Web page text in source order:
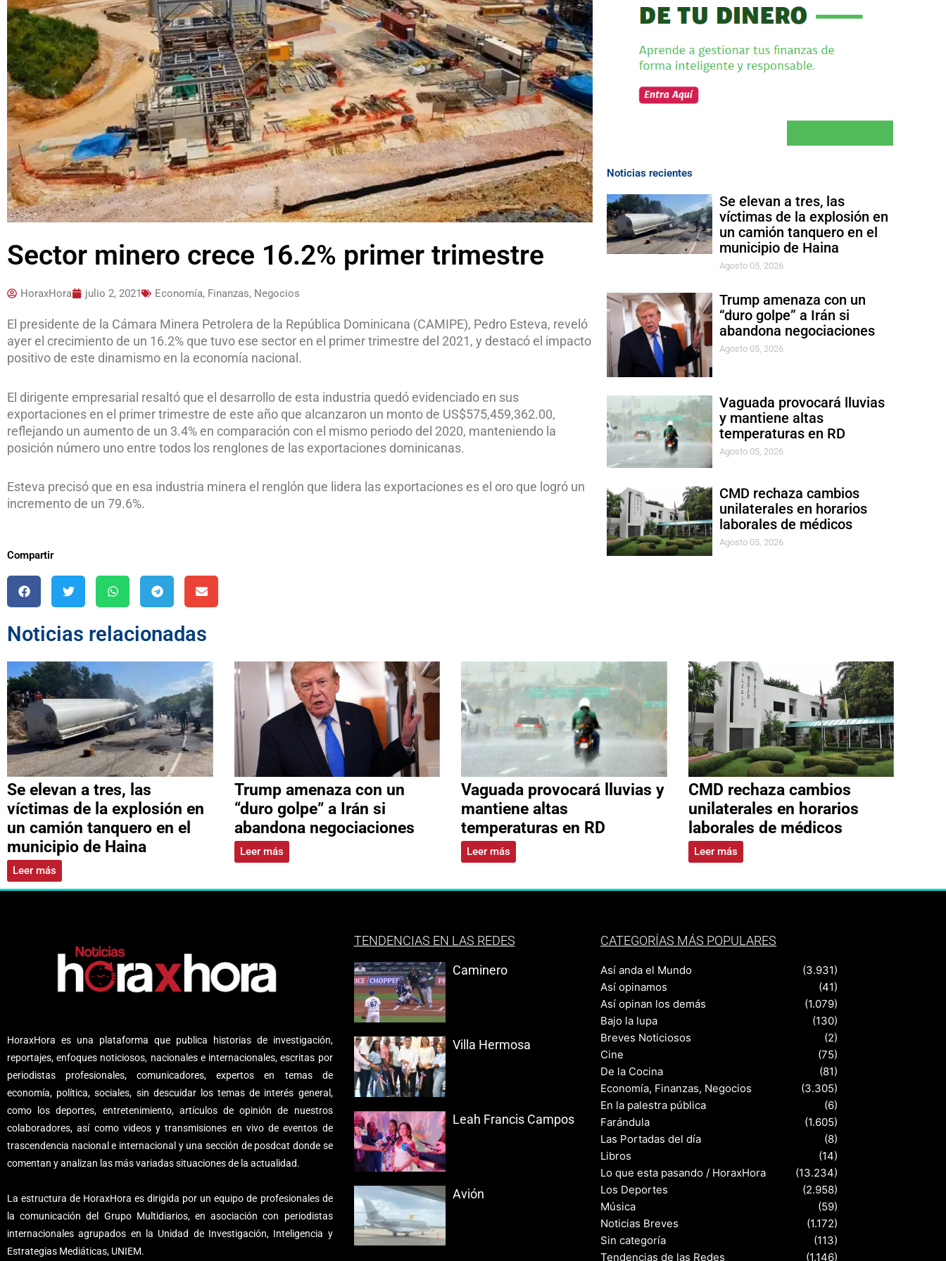
Sector minero crece 16.2% primer trimestre
HoraxHora julio 2, 2021 Economía, Finanzas, Negocios
El presidente de la Cámara Minera Petrolera de la República Dominicana (CAMIPE), Pedro Esteva, reveló
ayer el crecimiento de un 16.2% que tuvo ese sector en el primer trimestre del 2021, y destacó el impacto
positivo de este dinamismo en la economía nacional.
El dirigente empresarial resaltó que el desarrollo de esta industria quedó evidenciado en sus
exportaciones en el primer trimestre de este año que alcanzaron un monto de US$575,459,362.00,
reflejando un aumento de un 3.4% en comparación con el mismo periodo del 2020, manteniendo la
posición número uno entre todos los renglones de las exportaciones dominicanas.
Esteva precisó que en esa industria minera el renglón que lidera las exportaciones es el oro que logró un
incremento de un 79.6%.
Compartir
Noticias recientes
Se elevan a tres, las
víctimas de la explosión en
un camión tanquero en el
municipio de Haina
Agosto 05, 2026
Trump amenaza con un
“duro golpe” a Irán si
abandona negociaciones
Agosto 05, 2026
Vaguada provocará lluvias
y mantiene altas
temperaturas en RD
Agosto 05, 2026
CMD rechaza cambios
unilaterales en horarios
laborales de médicos
Agosto 05, 2026
Noticias relacionadas
Se elevan a tres, las
víctimas de la explosión en
un camión tanquero en el
municipio de Haina
Leer más
Trump amenaza con un
“duro golpe” a Irán si
abandona negociaciones
Leer más
Vaguada provocará lluvias y
mantiene altas
temperaturas en RD
Leer más
CMD rechaza cambios
unilaterales en horarios
laborales de médicos
Leer más
HoraxHora es una plataforma que publica historias de investigación,
reportajes, enfoques noticiosos, nacionales e internacionales, escritas por
periodistas profesionales, comunicadores, expertos en temas de
economía, política, sociales, sin descuidar los temas de interés general,
como los deportes, entretenimiento, artículos de opinión de nuestros
colaboradores, así como videos y transmisiones en vivo de eventos de
trascendencia nacional e internacional y una sección de posdcat donde se
comentan y analizan las más variadas situaciones de la actualidad.
La estructura de HoraxHora es dirigida por un equipo de profesionales de
la comunicación del Grupo Multidiarios, en asociación con periodistas
internacionales agrupados en la Unidad de Investigación, Inteligencia y
Estrategias Mediáticas, UNIEM.
TENDENCIAS EN LAS REDES
Caminero
Villa Hermosa
Leah Francis Campos
Avión
CATEGORÍAS MÁS POPULARES
Así anda el Mundo
(3.931)
Así opinamos
(41)
Así opinan los demás
(1.079)
Bajo la lupa
(130)
Breves Noticiosos
(2)
Cine
(75)
De la Cocina
(81)
Economía, Finanzas, Negocios
(3.305)
En la palestra pública
(6)
Farándula
(1.605)
Las Portadas del día
(8)
Libros
(14)
Lo que esta pasando / HoraxHora
(13.234)
Los Deportes
(2.958)
Música
(59)
Noticias Breves
(1.172)
Sin categoría
(113)
Tendencias de las Redes
(1.146)